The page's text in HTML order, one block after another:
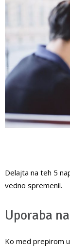
Delajta na teh 5
vedno spremenil.
Uporaba
Ko med prepirom